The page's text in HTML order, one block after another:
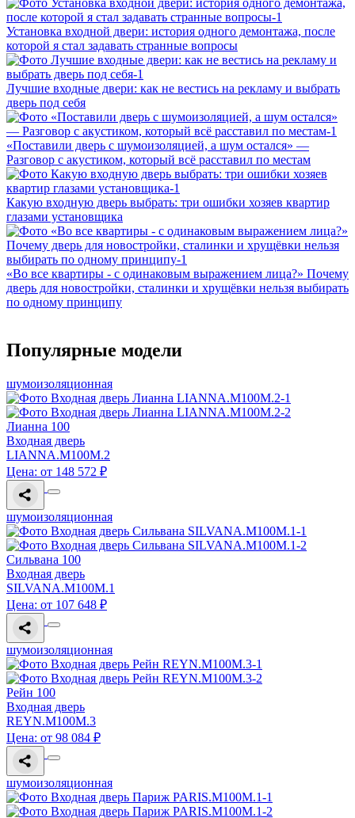
Установка входной двери: история одного демонтажа, после
которой я стал задавать странные вопросы
Лучшие входные двери: как не вестись на рекламу и выбрать
дверь под себя
«Поставили дверь с шумоизоляцией, а шум остался» —
Разговор с акустиком, который всё расставил по местам
Какую входную дверь выбрать: три ошибки хозяев квартир
глазами установщика
«Во все квартиры - с одинаковым выражением лица?» Почему
дверь для новостройки, сталинки и хрущёвки нельзя выбирать
по одному принципу
Популярные модели
шумоизоляционная
Лианна 100
Входная дверь
LIANNA.M100M.2
Цена: от 148 572 ₽
шумоизоляционная
Сильвана 100
Входная дверь
SILVANA.M100M.1
Цена: от 107 648 ₽
шумоизоляционная
Рейн 100
Входная дверь
REYN.M100M.3
Цена: от 98 084 ₽
шумоизоляционная